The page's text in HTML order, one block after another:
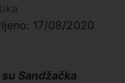
17/08/2020
Sandžačka